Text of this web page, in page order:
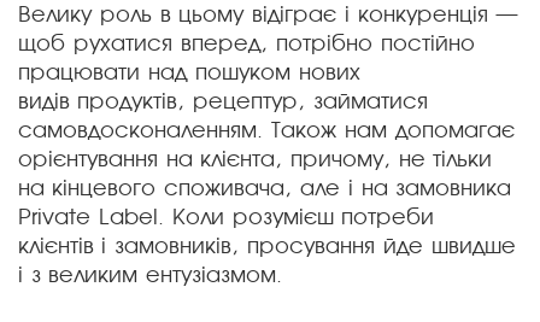
Велику роль в цьому відіграє і конкуренція —
щоб рухатися вперед, потрібно постійно
працювати над пошуком нових
видів продуктів, рецептур, займатися
самовдосконаленням. Також нам допомагає
орієнтування на клієнта, причому, не тільки
на кінцевого споживача, але і на замовника
Private Label. Коли розумієш потреби
клієнтів і замовників, просування йде швидше
і з великим ентузіазмом.